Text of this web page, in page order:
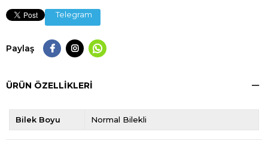
Telegram
Paylaş
ÜRÜN ÖZELLIKLERI
Bilek Boyu Normal Bilekli